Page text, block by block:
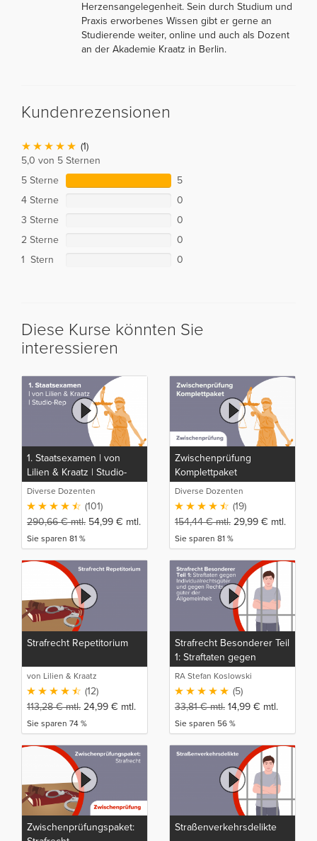
Herzensangelegenheit. Sein durch Studium und
Praxis erworbenes Wissen gibt er gerne an
Studierende weiter, online und auch als Dozent
an der Akademie Kraatz in Berlin.
Kundenrezensionen
(1)
5,0 von 5 Sternen
5 Sterne
5
4 Sterne
0
3 Sterne
0
2 Sterne
0
1 Stern
0
Diese Kurse könnten Sie
interessieren
1. Staatsexamen | von
Lilien & Kraatz | Studio-
Rep
Diverse Dozenten
(101)
290,66€mtl. 54,99 € mtl.
Sie sparen 81 %
Zwischenprüfung
Komplettpaket
Diverse Dozenten
(19)
154,44€mtl. 29,99 € mtl.
Sie sparen 81 %
Strafrecht Repetitorium
von Lilien & Kraatz
(12)
113,28€mtl. 24,99 € mtl.
Sie sparen 74 %
Strafrecht Besonderer Teil
1: Straftaten gegen
Individualrechtsgüter und
gegen Rechtsgüter der
Allgemeinheit
RA Stefan Koslowski
(5)
33,81€mtl. 14,99 € mtl.
Sie sparen 56 %
Zwischenprüfungspaket:
Straßenverkehrsdelikte